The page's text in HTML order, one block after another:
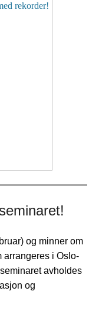
og minner om
arrangeres i Oslo-
avholdes
og